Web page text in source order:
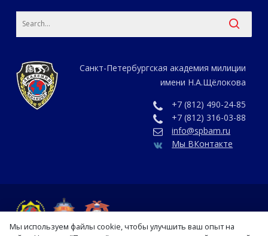
Санкт-Петербургская академия милиции
имени Н.А.Щёлокова
+7 (812) 490-24-85
+7 (812) 316-03-88
info@spbam.ru
Мы ВКонтакте
Мы используем файлы cookie, чтобы улучшить ваш опыт на